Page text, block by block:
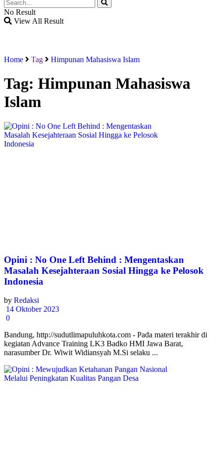
No Result
View All Result
Home Tag Himpunan Mahasiswa Islam
Tag: Himpunan Mahasiswa
Islam
Opini : No One Left Behind : Mengentaskan
Masalah Kesejahteraan Sosial Hingga ke Pelosok
Indonesia
by Redaksi
14 Oktober 2023
0
Bandung, http://sudutlimapuluhkota.com - Pada materi terakhir di
kegiatan Advance Training LK3 Badko HMI Jawa Barat,
narasumber Dr. Wiwit Widiansyah M.Si selaku ...